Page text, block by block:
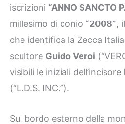
iscrizioni “ANNO SANCTO
millesimo di conio “2008”,
che identifica la Zecca
scultore Guido Veroi
visibili le iniziali dell’incisore
(“L.D.S. INC.”).
Sul bordo esterno della